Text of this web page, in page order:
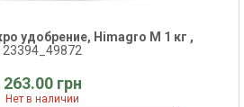
удобрение, Himagro M 1 кг ,
23394_49872
263.00 грн
Нет в наличии